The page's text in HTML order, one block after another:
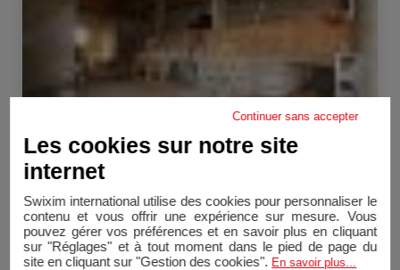
La Sarraz
Grange 200 m² 10 Pièces
Vente Maison de ville La Sarraz 4.5 Pièces 120 m²
Continuer sans accepter
Les cookies sur notre site
internet
Swixim international utilise des cookies pour personnaliser le
contenu et vous offrir une expérience sur mesure. Vous
pouvez gérer vos préférences et en savoir plus en cliquant
sur "Réglages" et à tout moment dans le pied de page du
site en cliquant sur "Gestion des cookies". En savoir plus...